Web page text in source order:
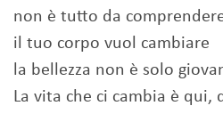
non è tutto da
il tuo corpo vuol cambiare
la bellezza non è solo
La vita che ci cambia è qui,